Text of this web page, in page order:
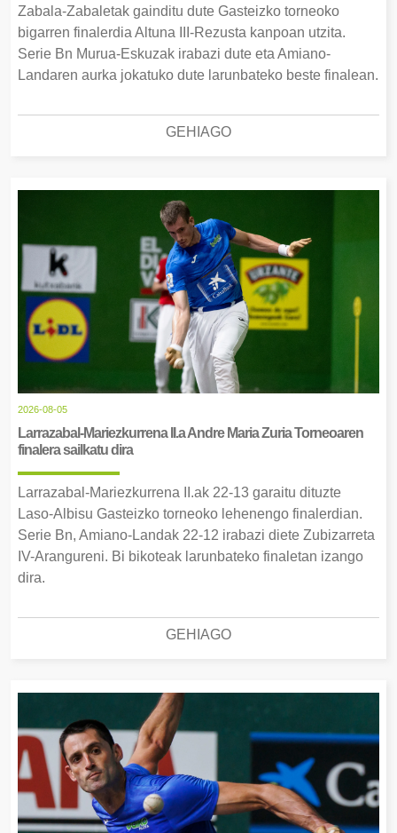
Zabala-Zabaletak gainditu dute Gasteizko torneoko
bigarren finalerdia Altuna III-Rezusta kanpoan utzita.
Serie Bn Murua-Eskuzak irabazi dute eta Amiano-
Landaren aurka jokatuko dute larunbateko beste finalean.
GEHIAGO
2026-08-05
Larrazabal-Mariezkurrena II.a Andre Maria Zuria Torneoaren
finalera sailkatu dira
Larrazabal-Mariezkurrena II.ak 22-13 garaitu dituzte
Laso-Albisu Gasteizko torneoko lehenengo finalerdian.
Serie Bn, Amiano-Landak 22-12 irabazi diete Zubizarreta
IV-Arangureni. Bi bikoteak larunbateko finaletan izango
dira.
GEHIAGO